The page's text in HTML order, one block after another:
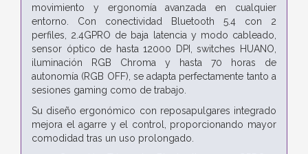
movimiento y ergonomía avanzada en cualquier
entorno. Con conectividad Bluetooth 5.4 con 2
perfiles, 2.4GPRO de baja latencia y modo cableado,
sensor óptico de hasta 12000 DPI, switches HUANO,
iluminación RGB Chroma y hasta 70 horas de
autonomía (RGB OFF), se adapta perfectamente tanto a
sesiones gaming como de trabajo.
Su diseño ergonómico con reposapulgares integrado
mejora el agarre y el control, proporcionando mayor
comodidad tras un uso prolongado.